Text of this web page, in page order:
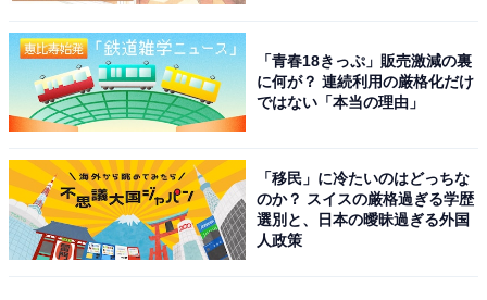
「致死量のビックマック過ぎる」マクドナルド
がアフタヌーンティーを提案？ 「もう狂気だろ
これ」
1 2
「青春18きっぷ」販売激減の裏
に何が？ 連続利用の厳格化だけ
ではない「本当の理由」
「移民」に冷たいのはどっちな
のか？ スイスの厳格過ぎる学歴
選別と、日本の曖昧過ぎる外国
人政策